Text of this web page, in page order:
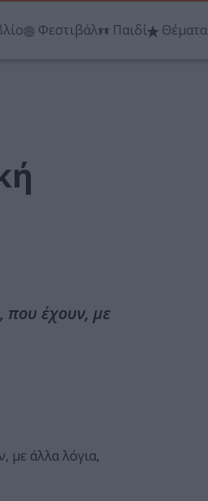
Φεστιβάλ Παιδί Θέματα
που έχουν, με
με άλλα λόγια,